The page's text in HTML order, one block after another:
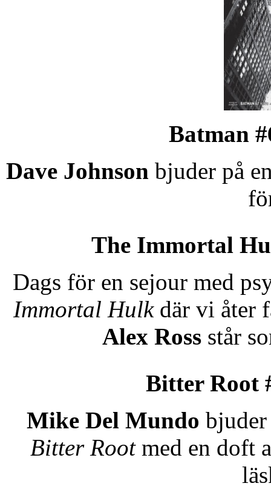
Batman
Dave Johnson bjuder på
The Immortal
Dags för en sejour med
Immortal Hulkdär vi åter
Alex Ross står
Bitter Root
Mike Del Mundo
Bitter Rootmed en doft